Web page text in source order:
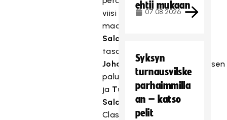
viisi
maalia.
Salo
tasoituksen
Johanssonintolppalaukauksen
paluupallosta,
ja Tuukka
Salo
nosti
Classicin
ehtii mukaan
07.08.2026
Syksyn
turnausvilske
parhaimmilla
an – katso
pelit